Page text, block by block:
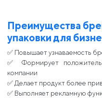
Преимущества
упаковки для
✅ Повышает узнаваемость
✅ Формирует
компании
✅ Делает продукт более
✅ Выполняет рекламную